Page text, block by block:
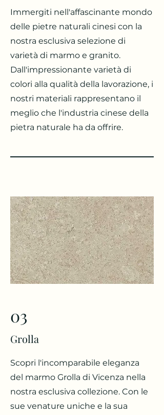
Immergiti nell'affascinante mondo
delle pietre naturali cinesi con la
nostra esclusiva selezione di
varietà di marmo e granito.
Dall'impressionante varietà di
colori alla qualità della lavorazione, i
nostri materiali rappresentano il
meglio che l'industria cinese della
pietra naturale ha da offrire.
03
Grolla
Scopri l'incomparabile eleganza
del marmo Grolla di Vicenza nella
nostra esclusiva collezione. Con le
sue venature uniche e la sua